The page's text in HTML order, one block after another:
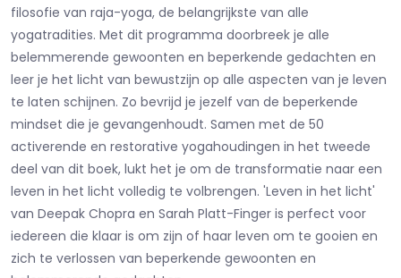
filosofie van raja-yoga, de belangrijkste van alle
yogatradities. Met dit programma doorbreek je alle
belemmerende gewoonten en beperkende gedachten en
leer je het licht van bewustzijn op alle aspecten van je leven
te laten schijnen. Zo bevrijd je jezelf van de beperkende
mindset die je gevangenhoudt. Samen met de 50
activerende en restorative yogahoudingen in het tweede
deel van dit boek, lukt het je om de transformatie naar een
leven in het licht volledig te volbrengen. 'Leven in het licht'
van Deepak Chopra en Sarah Platt-Finger is perfect voor
iedereen die klaar is om zijn of haar leven om te gooien en
zich te verlossen van beperkende gewoonten en